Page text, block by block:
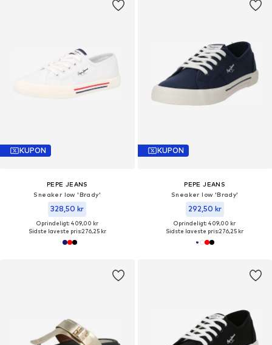
KUPON
PEPE JEANS
Sneaker low 'Brady'
328,50 kr
Oprindeligt: 409,00 kr
Sidste laveste pris:276,25 kr
KUPON
PEPE JEANS
Sneaker low 'Brady'
292,50 kr
Oprindeligt: 409,00 kr
Sidste laveste pris:276,25 kr